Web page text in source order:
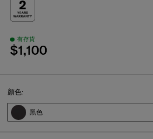
有存貨
$1,100
Select
顏色:
黑色